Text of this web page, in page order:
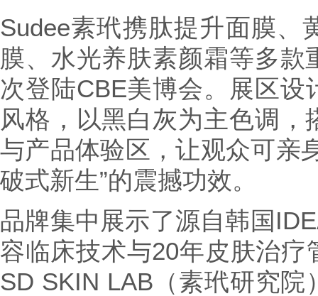
Sudee素玳携肽提升面膜、
膜、水光养肤素颜霜等多
次登陆CBE美博会。展区
风格，以黑白灰为主色调
与产品体验区，让观众可亲
破式新生”的震撼功效。
品牌集中展示了源自韩国
容临床技术与20年皮肤治
SD SKIN LAB（素玳研究